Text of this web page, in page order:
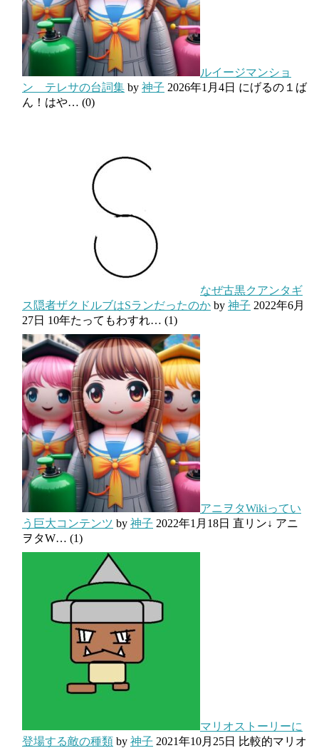
ルイージマンショ
ン テレサの台詞集 by 神子 2026年1月4日 にげるの１ば
ん！はや… (0)
なぜ古黒クアンタギ
ス隠者ザクドルブはSランだったのか by 神子 2022年6月
27日 10年たってもわすれ… (1)
アニヲタWikiってい
う巨大コンテンツ by 神子 2022年1月18日 直リン↓ アニ
ヲタW… (1)
マリオストーリーに
登場する敵の種類 by 神子 2021年10月25日 比較的マリオ